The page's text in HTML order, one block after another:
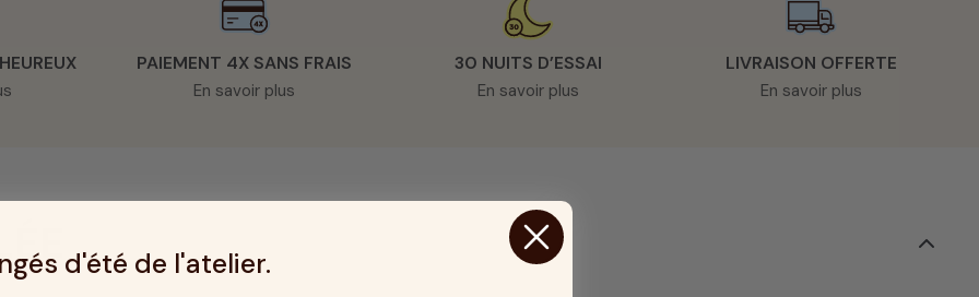
PAIEMENT 4X SANS FRAIS
En savoir plus
30 NUITS D’ESSAI
En savoir plus
LIVRAISON OFFERTE
En savoir plus
d'été de l'atelier.